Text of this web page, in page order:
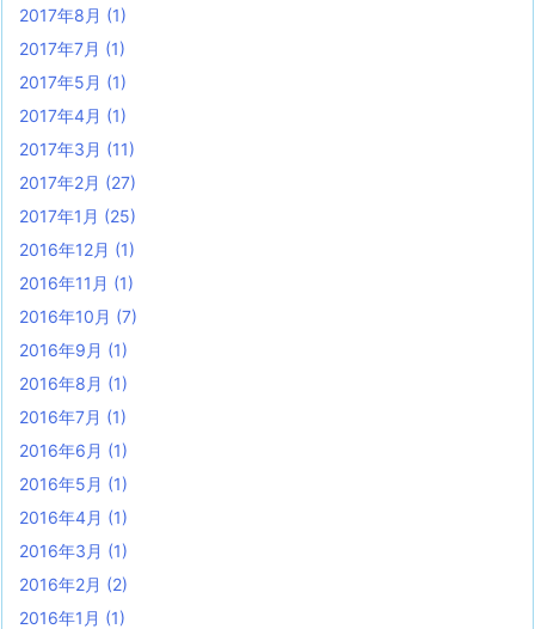
2017年8月 (1)
2017年7月 (1)
2017年5月 (1)
2017年4月 (1)
2017年3月 (11)
2017年2月 (27)
2017年1月 (25)
2016年12月 (1)
2016年11月 (1)
2016年10月 (7)
2016年9月 (1)
2016年8月 (1)
2016年7月 (1)
2016年6月 (1)
2016年5月 (1)
2016年4月 (1)
2016年3月 (1)
2016年2月 (2)
2016年1月 (1)